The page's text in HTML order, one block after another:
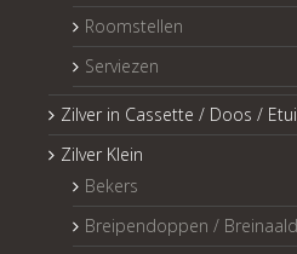
Roomstellen
Serviezen
Zilver in Cassette / Doos /
Zilver Klein
Bekers
Breipendoppen /